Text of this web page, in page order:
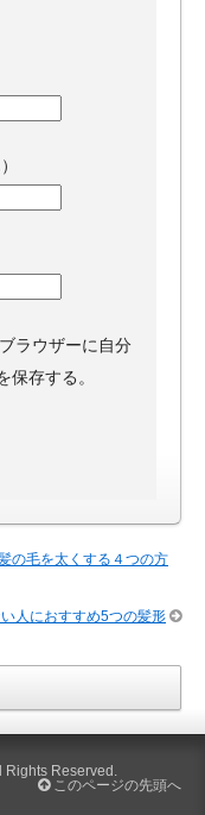
ラウザーに自分
保存する。
の毛を太くする４つの方
人におすすめ5つの髪形
Rights Reserved.
このページの先頭へ